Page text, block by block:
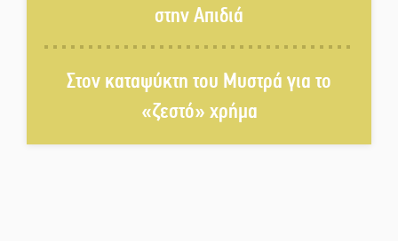
δίνει «χρώμα» στον Αύγουστο
του Λαχίου
Χασισοφυτεία στην
Παλαιοπαναγιά ξεσκέπασε η
στην Απιδιά
Στον καταψύκτη του Μυστρά για το
«ζεστό» χρήμα